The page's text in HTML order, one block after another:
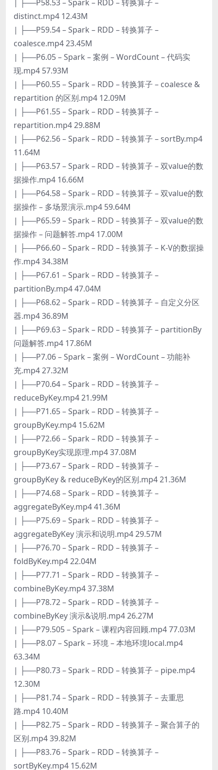
| ├──P58.53 – Spark – RDD – 转换算子 –
distinct.mp4 12.43M
| ├──P59.54 – Spark – RDD – 转换算子 –
coalesce.mp4 23.45M
| ├──P6.05 – Spark – 案例 – WordCount – 代码实
现.mp4 57.93M
| ├──P60.55 – Spark – RDD – 转换算子 – coalesce &
repartition 的区别.mp4 12.09M
| ├──P61.55 – Spark – RDD – 转换算子 –
repartition.mp4 29.88M
| ├──P62.56 – Spark – RDD – 转换算子 – sortBy.mp4
11.64M
| ├──P63.57 – Spark – RDD – 转换算子 – 双value的数
据操作.mp4 16.66M
| ├──P64.58 – Spark – RDD – 转换算子 – 双value的数
据操作 – 多场景演示.mp4 59.64M
| ├──P65.59 – Spark – RDD – 转换算子 – 双value的数
据操作 – 问题解答.mp4 17.00M
| ├──P66.60 – Spark – RDD – 转换算子 – K-V的数据操
作.mp4 34.38M
| ├──P67.61 – Spark – RDD – 转换算子 –
partitionBy.mp4 47.04M
| ├──P68.62 – Spark – RDD – 转换算子 – 自定义分区
器.mp4 36.89M
| ├──P69.63 – Spark – RDD – 转换算子 – partitionBy
问题解答.mp4 17.86M
| ├──P7.06 – Spark – 案例 – WordCount – 功能补
充.mp4 27.32M
| ├──P70.64 – Spark – RDD – 转换算子 –
reduceByKey.mp4 21.99M
| ├──P71.65 – Spark – RDD – 转换算子 –
groupByKey.mp4 15.62M
| ├──P72.66 – Spark – RDD – 转换算子 –
groupByKey实现原理.mp4 37.08M
| ├──P73.67 – Spark – RDD – 转换算子 –
groupByKey & reduceByKey的区别.mp4 21.36M
| ├──P74.68 – Spark – RDD – 转换算子 –
aggregateByKey.mp4 41.36M
| ├──P75.69 – Spark – RDD – 转换算子 –
aggregateByKey 演示和说明.mp4 29.57M
| ├──P76.70 – Spark – RDD – 转换算子 –
foldByKey.mp4 22.04M
| ├──P77.71 – Spark – RDD – 转换算子 –
combineByKey.mp4 37.38M
| ├──P78.72 – Spark – RDD – 转换算子 –
combineByKey 演示&说明.mp4 26.27M
| ├──P79.505 – Spark – 课程内容回顾.mp4 77.03M
| ├──P8.07 – Spark – 环境 – 本地环境local.mp4
63.34M
| ├──P80.73 – Spark – RDD – 转换算子 – pipe.mp4
12.30M
| ├──P81.74 – Spark – RDD – 转换算子 – 去重思
路.mp4 10.40M
| ├──P82.75 – Spark – RDD – 转换算子 – 聚合算子的
区别.mp4 39.82M
| ├──P83.76 – Spark – RDD – 转换算子 –
sortByKey.mp4 15.62M